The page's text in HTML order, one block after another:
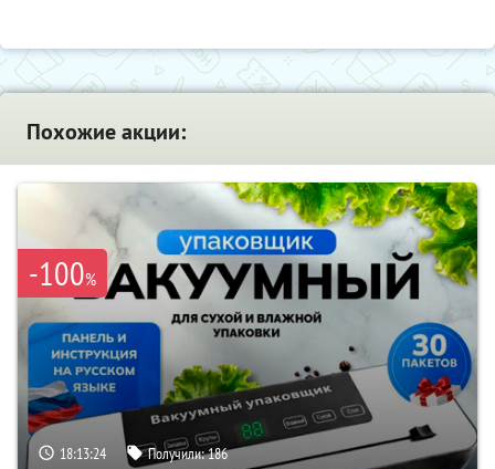
Похожие акции:
-100%
18:13:23 Получили:186